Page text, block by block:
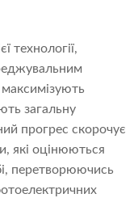
технології,
максимізують
загальну
прогрес скорочує
які оцінюються
перетворюючись